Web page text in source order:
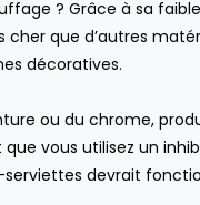
? Grâce à sa
que d’autres
décoratives.
ou du chrome,
vous utilisez un
devrait
Le carrelage
pour ou contre ?
CUISINE